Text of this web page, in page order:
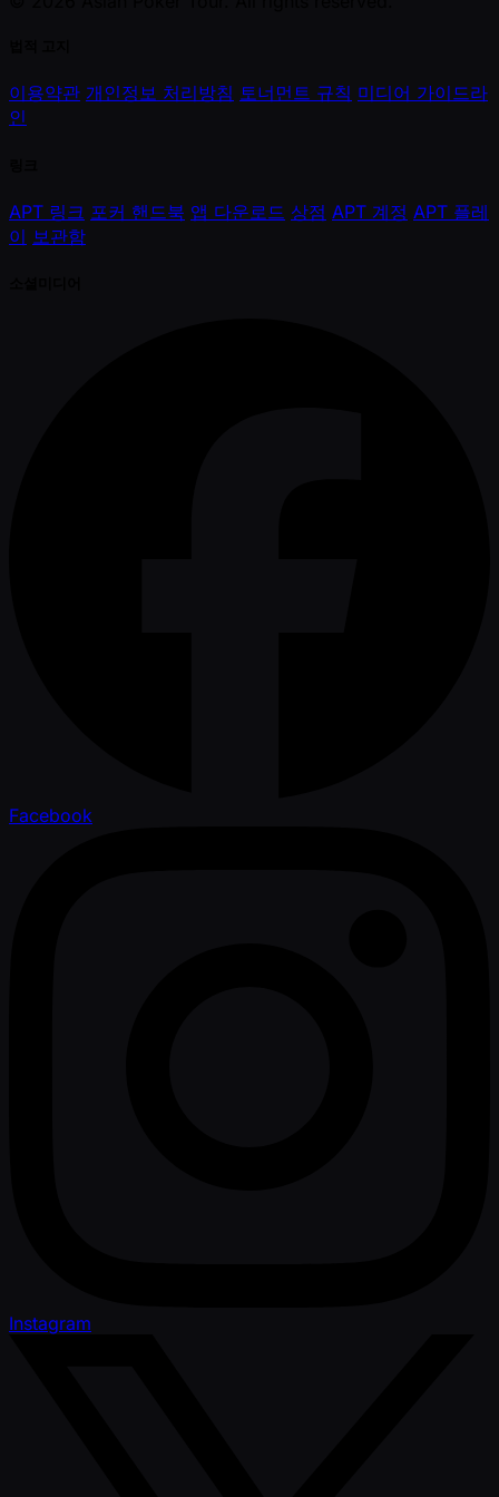
이용약관 개인정보 처리방침 토너먼트 규칙 미디어 가이드라
인
APT 링크 포커 핸드북 앱 다운로드 상점 APT 계정 APT 플레
이 보관함
Facebook
Instagram